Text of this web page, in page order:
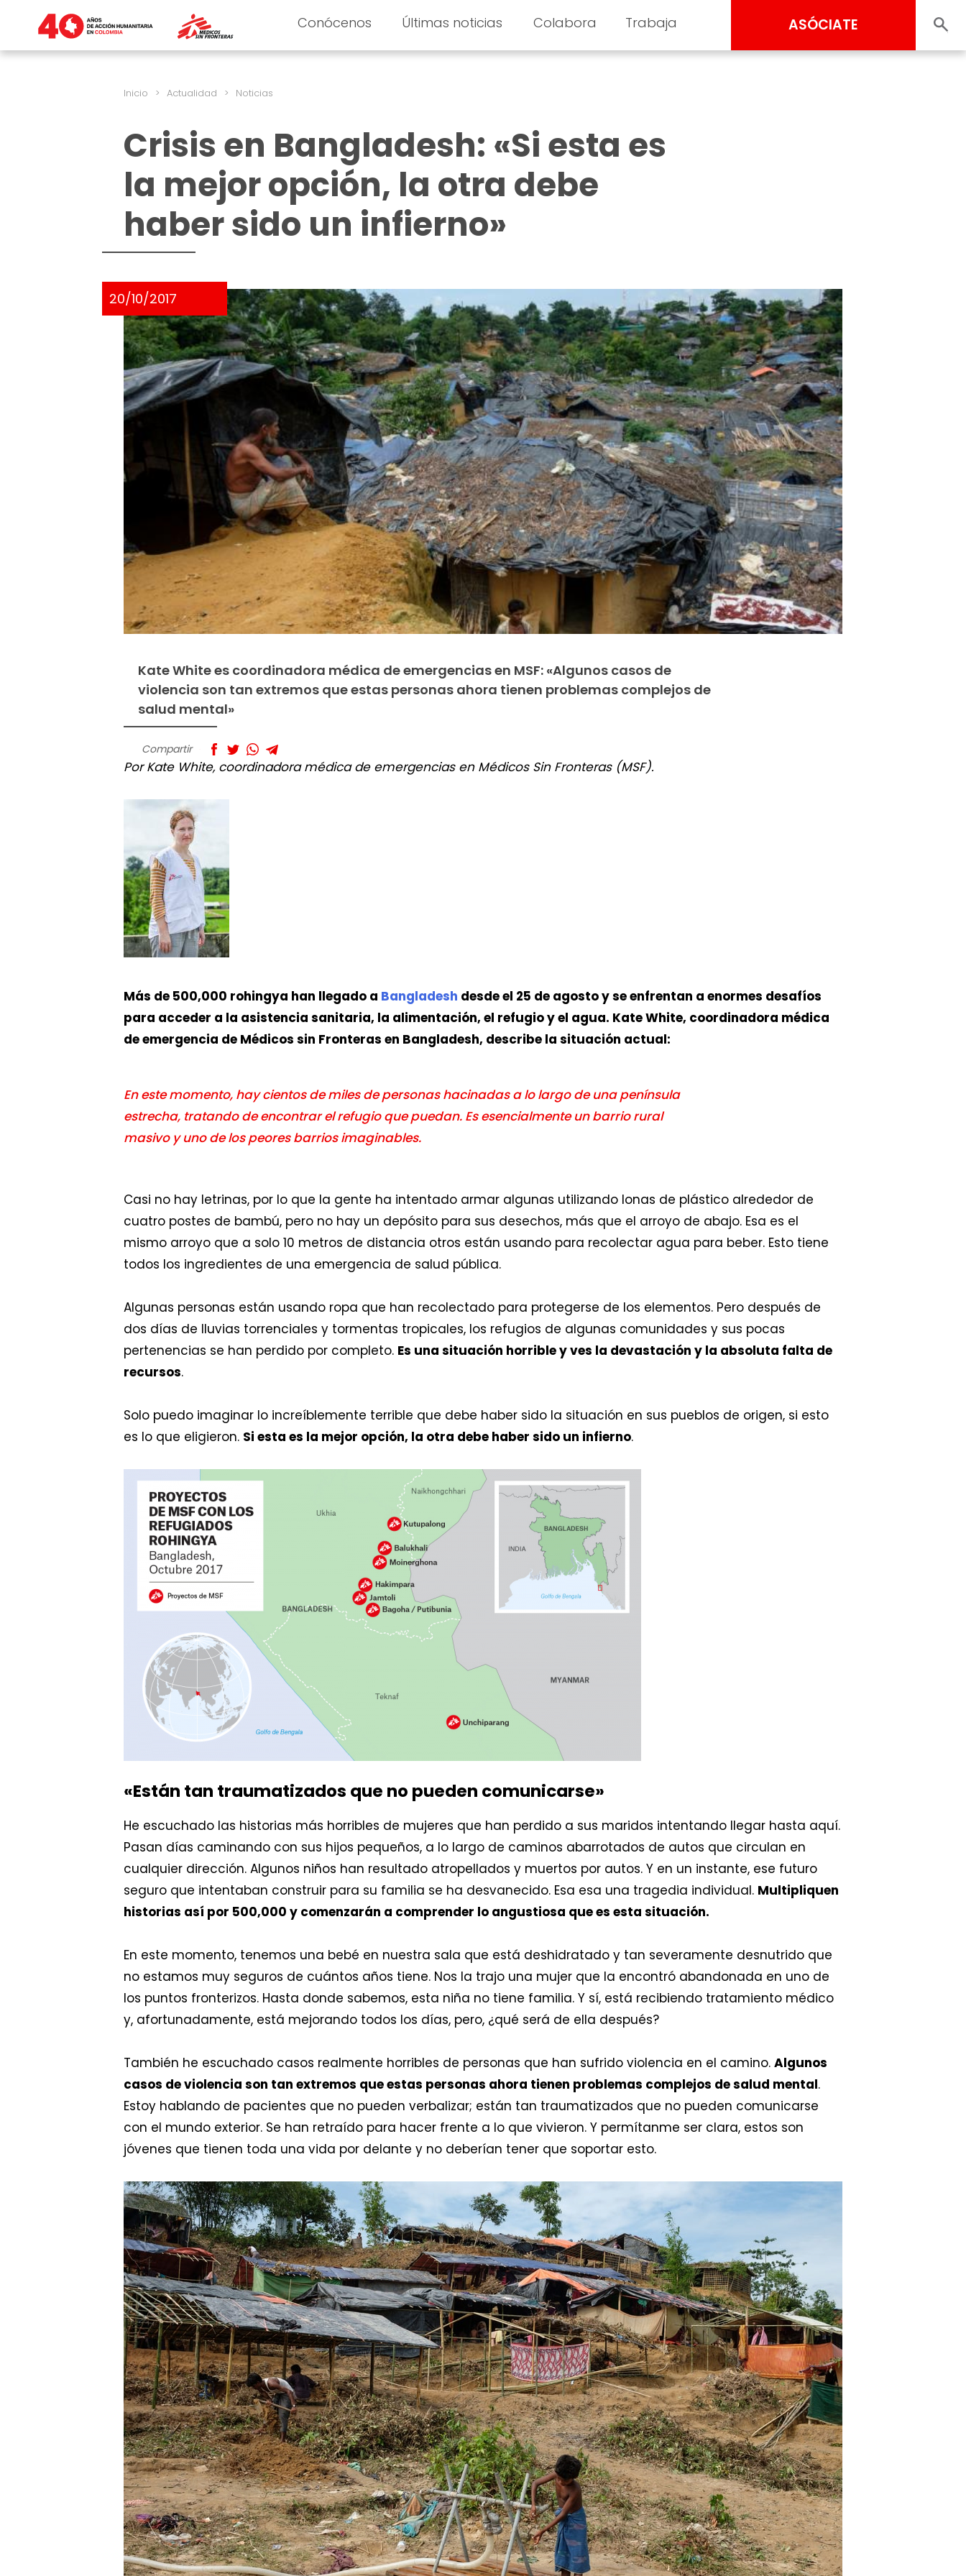
Conócenos Últimas noticias Colabora Trabaja ASÓCIATE
Inicio > Actualidad > Noticias
Crisis en Bangladesh: «Si esta es
la mejor opción, la otra debe
haber sido un infierno»
20/10/2017
Kate White es coordinadora médica de emergencias en MSF: «Algunos casos de
violencia son tan extremos que estas personas ahora tienen problemas complejos de
salud mental»
Compartir
Por Kate White, coordinadora médica de emergencias en Médicos Sin Fronteras (MSF).
Más de 500,000 rohingya han llegado a Bangladesh desde el 25 de agosto y se enfrentan a enormes desafíos
para acceder a la asistencia sanitaria, la alimentación, el refugio y el agua. Kate White, coordinadora médica
de emergencia de Médicos sin Fronteras en Bangladesh, describe la situación actual:
En este momento, hay cientos de miles de personas hacinadas a lo largo de una península
estrecha, tratando de encontrar el refugio que puedan. Es esencialmente un barrio rural
masivo y uno de los peores barrios imaginables.
Casi no hay letrinas, por lo que la gente ha intentado armar algunas utilizando lonas de plástico alrededor de
cuatro postes de bambú, pero no hay un depósito para sus desechos, más que el arroyo de abajo. Esa es el
mismo arroyo que a solo 10 metros de distancia otros están usando para recolectar agua para beber. Esto tiene
todos los ingredientes de una emergencia de salud pública.
Algunas personas están usando ropa que han recolectado para protegerse de los elementos. Pero después de
dos días de lluvias torrenciales y tormentas tropicales, los refugios de algunas comunidades y sus pocas
pertenencias se han perdido por completo. Es una situación horrible y ves la devastación y la absoluta falta de
recursos.
Solo puedo imaginar lo increíblemente terrible que debe haber sido la situación en sus pueblos de origen, si esto
es lo que eligieron. Si esta es la mejor opción, la otra debe haber sido un infierno.
«Están tan traumatizados que no pueden comunicarse»
He escuchado las historias más horribles de mujeres que han perdido a sus maridos intentando llegar hasta aquí.
Pasan días caminando con sus hijos pequeños, a lo largo de caminos abarrotados de autos que circulan en
cualquier dirección. Algunos niños han resultado atropellados y muertos por autos. Y en un instante, ese futuro
seguro que intentaban construir para su familia se ha desvanecido. Esa esa una tragedia individual. Multipliquen
historias así por 500,000 y comenzarán a comprender lo angustiosa que es esta situación.
En este momento, tenemos una bebé en nuestra sala que está deshidratado y tan severamente desnutrido que
no estamos muy seguros de cuántos años tiene. Nos la trajo una mujer que la encontró abandonada en uno de
los puntos fronterizos. Hasta donde sabemos, esta niña no tiene familia. Y sí, está recibiendo tratamiento médico
y, afortunadamente, está mejorando todos los días, pero, ¿qué será de ella después?
También he escuchado casos realmente horribles de personas que han sufrido violencia en el camino. Algunos
casos de violencia son tan extremos que estas personas ahora tienen problemas complejos de salud mental.
Estoy hablando de pacientes que no pueden verbalizar; están tan traumatizados que no pueden comunicarse
con el mundo exterior. Se han retraído para hacer frente a lo que vivieron. Y permítanme ser clara, estos son
jóvenes que tienen toda una vida por delante y no deberían tener que soportar esto.